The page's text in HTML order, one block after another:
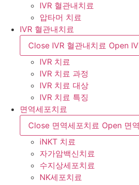
IVR 혈관내치료
압타머 치료
IVR 혈관내치료
Close IVR 혈관내치료 Open
IVR 치료
IVR 치료 과정
IVR 치료 대상
IVR 치료 특징
면역세포치료
Close 면역세포치료 Open 면
iNKT 치료
자가암백신치료
수지상세포치료
NK세포치료